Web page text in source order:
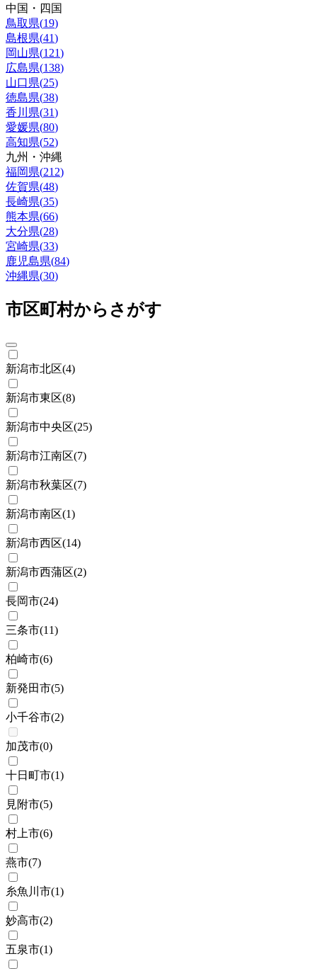
中国・四国
鳥取県(19)
島根県(41)
岡山県(121)
広島県(138)
山口県(25)
徳島県(38)
香川県(31)
愛媛県(80)
高知県(52)
九州・沖縄
福岡県(212)
佐賀県(48)
長崎県(35)
熊本県(66)
大分県(28)
宮崎県(33)
鹿児島県(84)
沖縄県(30)
市区町村からさがす
新潟市北区(4)
新潟市東区(8)
新潟市中央区(25)
新潟市江南区(7)
新潟市秋葉区(7)
新潟市南区(1)
新潟市西区(14)
新潟市西蒲区(2)
長岡市(24)
三条市(11)
柏崎市(6)
新発田市(5)
小千谷市(2)
加茂市(0)
十日町市(1)
見附市(5)
村上市(6)
燕市(7)
糸魚川市(1)
妙高市(2)
五泉市(1)